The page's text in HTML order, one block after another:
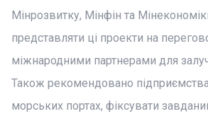
Мінрозвитку, Мінфін та
представляти ці проекти на
міжнародними партнерами для
Також рекомендовано
морських портах, фіксувати